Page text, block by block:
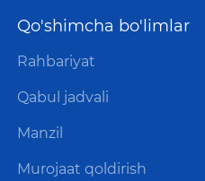
Qo'shimcha bo'limlar
Rahbariyat
Qabul jadvali
Manzil
Murojaat qoldirish